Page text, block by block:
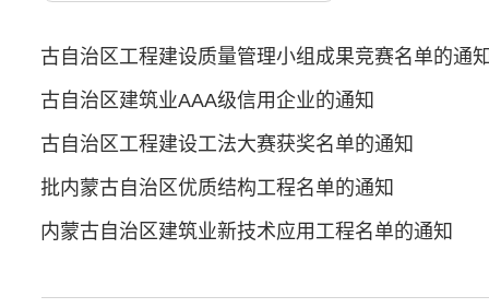
蒙古自治区工程建设质量管理小组成果竞赛名单的通
蒙古自治区建筑业AAA级信用企业的通知
蒙古自治区工程建设工法大赛获奖名单的通知
一批内蒙古自治区优质结构工程名单的通知
批内蒙古自治区建筑业新技术应用工程名单的通知